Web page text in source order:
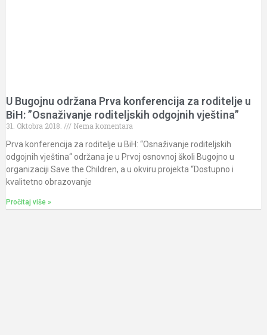
U Bugojnu održana Prva konferencija za roditelje u
BiH: ”Osnaživanje roditeljskih odgojnih vještina”
31. Oktobra 2018.
Nema komentara
Prva konferencija za roditelje u BiH: “Osnaživanje roditeljskih
odgojnih vještina“ održana je u Prvoj osnovnoj školi Bugojno u
organizaciji Save the Children, a u okviru projekta “Dostupno i
kvalitetno obrazovanje
Pročitaj više »